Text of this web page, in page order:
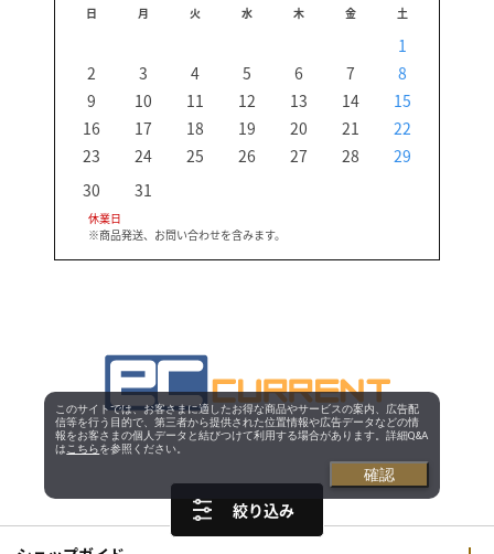
絞り込み
日 月 火 水 木 金 土
1
2
3 4 5 6 7
8
9
10 11 12 13 14
15
16
17 18 19 20 21
22
23
24 25 26 27 28
29
30
31
休業日
※商品発送、お問い合わせを含みます。
このサイトでは、お客さまに適したお得な商品やサービスの案内、広告配
信等を行う目的で、第三者から提供された位置情報や広告データなどの情
報をお客さまの個人データと結びつけて利用する場合があります。詳細Q&A
は こちらを参照ください。
確認